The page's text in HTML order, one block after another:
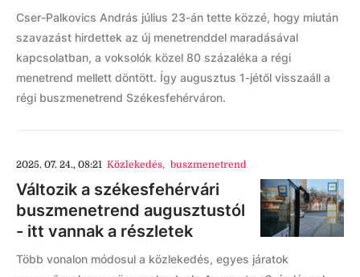
Cser-Palkovics András július 23-án tette közzé, hogy miután
szavazást hirdettek az új menetrenddel maradásával
kapcsolatban, a voksolók közel 80 százaléka a régi
menetrend mellett döntött. Így augusztus 1-jétől visszaáll a
régi buszmenetrend Székesfehérváron.
2025. 07. 24., 08:21 Közlekedés, buszmenetrend
Változik a székesfehérvári
buszmenetrend augusztustól
- itt vannak a részletek
Több vonalon módosul a közlekedés, egyes járatok